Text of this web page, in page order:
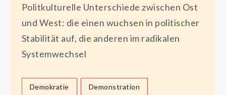
Politkulturelle Unterschiede zwischen Ost
und West: die einen wuchsen in politischer
Stabilität auf, die anderen im radikalen
Systemwechsel
Demokratie Demonstration